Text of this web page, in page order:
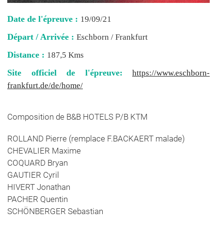
Date de l'épreuve : 19/09/21
Départ / Arrivée : Eschborn / Frankfurt
Distance : 187,5 Kms
Site officiel de l'épreuve: https://www.eschborn-
frankfurt.de/de/home/
Composition de B&B HOTELS P/B KTM
ROLLAND Pierre (remplace F.BACKAERT malade)
CHEVALIER Maxime
COQUARD Bryan
GAUTIER Cyril
HIVERT Jonathan
PACHER Quentin
SCHÖNBERGER Sebastian